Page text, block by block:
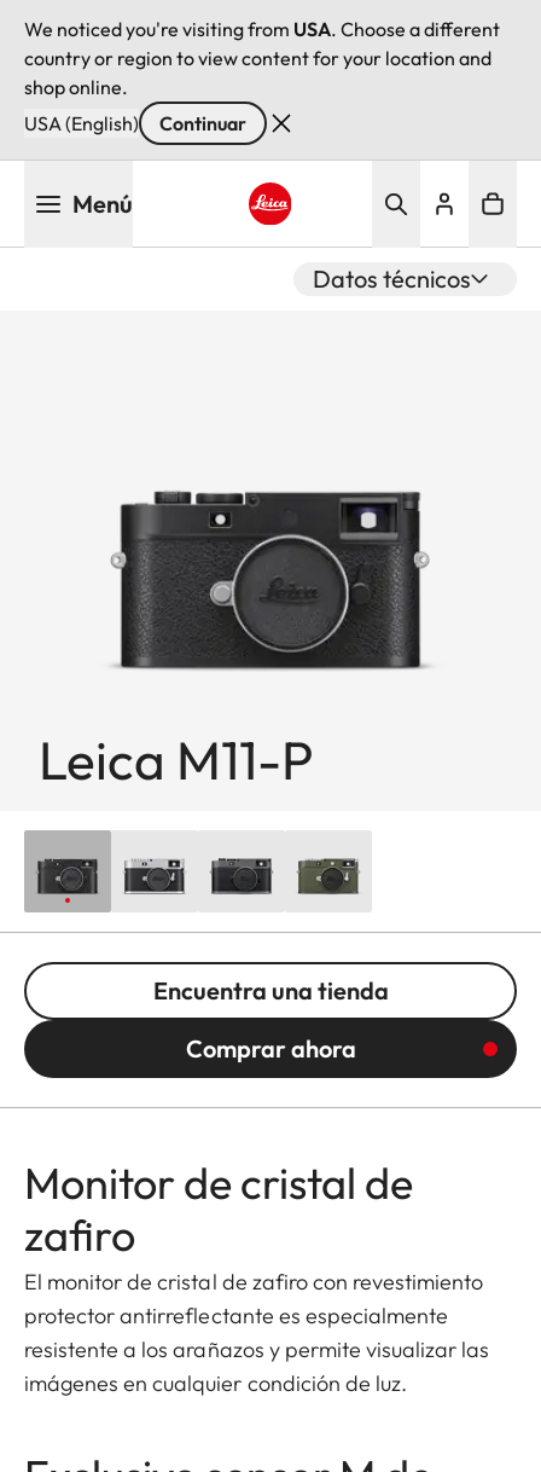
We noticed you're visiting from USA. Choose a different
country or region to view content for your location and
shop online.
USA (English)
Continuar
Menú
Datos técnicos
Leica M11-P
Encuentra una tienda
Comprar ahora
Monitor de cristal de
zafiro
El monitor de cristal de zafiro con revestimiento
protector antirreflectante es especialmente
resistente a los arañazos y permite visualizar las
imágenes en cualquier condición de luz.